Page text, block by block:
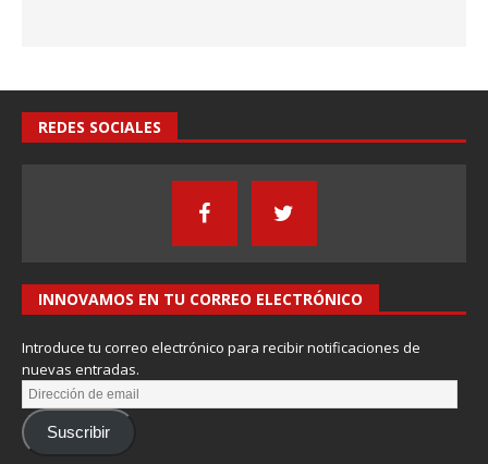
REDES SOCIALES
INNOVAMOS EN TU CORREO ELECTRÓNICO
Introduce tu correo electrónico para recibir notificaciones de
nuevas entradas.
Suscribir